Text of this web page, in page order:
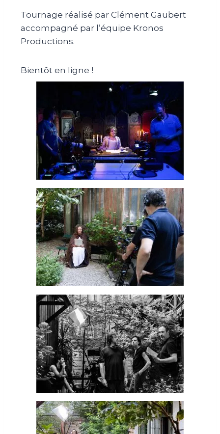
Tournage réalisé par Clément Gaubert
accompagné par l’équipe Kronos
Productions.
Bientôt en ligne !